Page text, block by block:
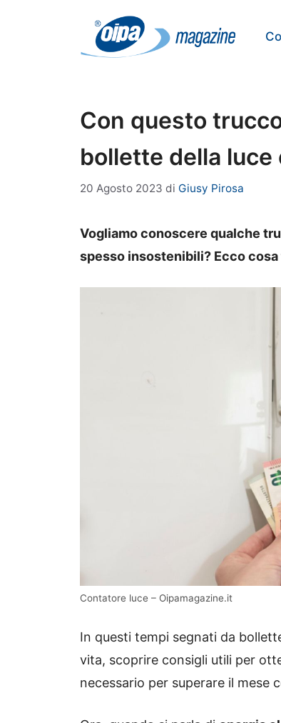
Con questo
bollette della luce
20 Agosto 2023 di Giusy Pirosa
Vogliamo conoscere qualche
spesso insostenibili? Ecco cosa
Contatore luce – Oipamagazine.it
In questi tempi segnati da
vita, scoprire consigli utili per
necessario per superare il mese